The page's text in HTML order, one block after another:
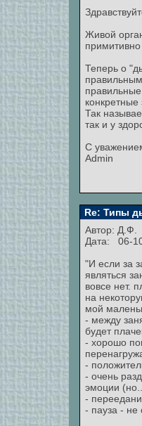
Живой
Теперь о
Так
так и у
С
Admin
Re: Типы
Автор: Д.Ф.
Дата: 06-
"И если за
являться
вовсе нет.
на
мой
- между
будет
- хорошо
-
- очень
эмоции
-
- пауза - не